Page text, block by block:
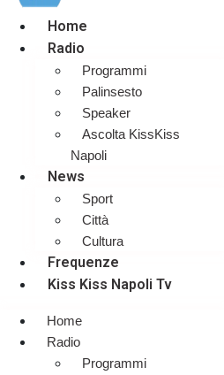
Home
Radio
Programmi
Palinsesto
Speaker
Ascolta KissKiss
Napoli
News
Sport
Città
Cultura
Frequenze
Kiss Kiss Napoli Tv
Home
Radio
Programmi